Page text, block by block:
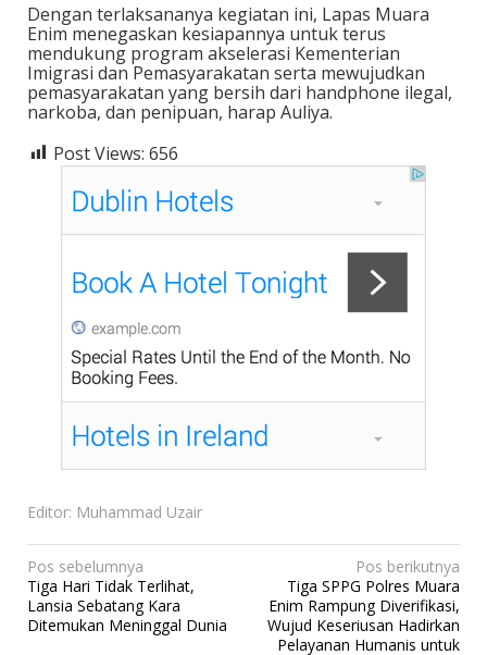
Dengan terlaksananya kegiatan ini, Lapas Muara
Enim menegaskan kesiapannya untuk terus
mendukung program akselerasi Kementerian
Imigrasi dan Pemasyarakatan serta mewujudkan
pemasyarakatan yang bersih dari handphone ilegal,
narkoba, dan penipuan, harap Auliya.
Post Views: 656
Editor: Muhammad Uzair
N
a
v
Pos sebelumnya
Tiga Hari Tidak Terlihat,
Lansia Sebatang Kara
Ditemukan Meninggal Dunia
Pos berikutnya
Tiga SPPG Polres Muara
Enim Rampung Diverifikasi,
Wujud Keseriusan Hadirkan
Pelayanan Humanis untuk